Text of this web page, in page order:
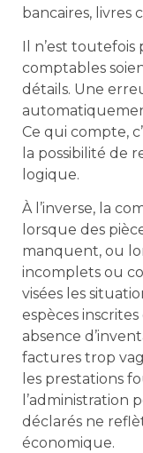
bancaires, livres
Il n’est toutefois
comptables
détails. Une
Ce qui compte,
la possibilité de
logique.
À l’inverse, la
lorsque des
manquent, ou
incomplets ou
visées les
espèces
absence
factures trop
les prestations
l’administration
déclarés ne
économique.